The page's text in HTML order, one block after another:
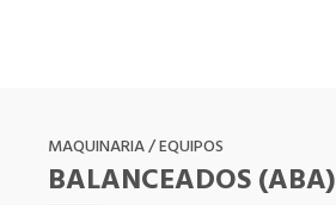
MAQUINARIA / EQUIPOS
BALANCEADOS (ABA)